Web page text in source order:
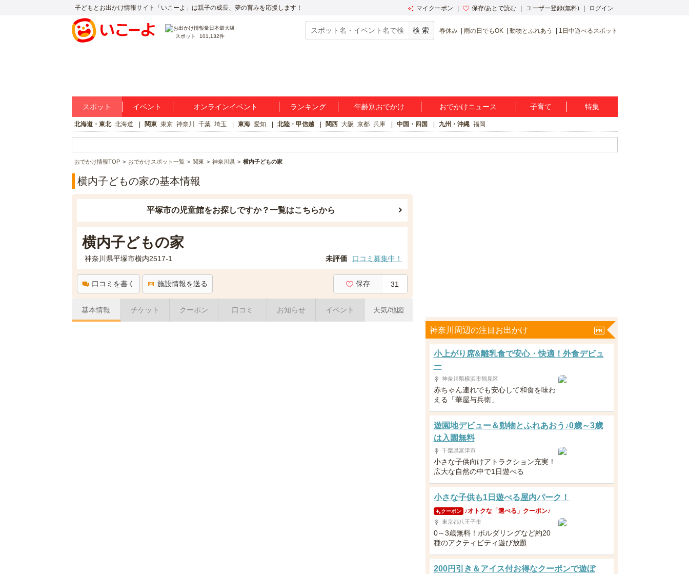
子どもとお出かけ情報サイト「いこーよ」は親子の成長、夢の育みを応援します！ マイクーポン 保存/あとで読む ユーザー登録(無料) ログイン
スポット 101,132件
春休み 雨の日でもOK 動物とふれあう 1日中遊べるスポット
スポット イベント オンラインイベント ランキング 年齢別おでかけ おでかけニュース 子育て 特集
北海道・東北 北海道 関東 東京 神奈川 千葉 埼玉 東海 愛知 北陸・甲信越 関西 大阪 京都 兵庫 中国・四国 九州・沖縄 福岡
おでかけ情報TOP おでかけスポット一覧 関東 神奈川県 横内子どもの家
横内子どもの家の基本情報
平塚市の児童館をお探しですか？一覧はこちらから
横内子どもの家
神奈川県平塚市横内2517-1 未評価 口コミ募集中！
口コミを書く 施設情報を送る 保存 31
基本情報 チケット クーポン 口コミ お知らせ イベント 天気/地図
神奈川周辺の注目お出かけ
小上がり席&離乳食で安心・快適！外食デビュ
ー
神奈川県横浜市鶴見区
赤ちゃん連れでも安心して和食を味わ
える「華屋与兵衛」
遊園地デビュー＆動物とふれあおう♪0歳～3歳
は入園無料
千葉県富津市
小さな子供向けアトラクション充実！
広大な自然の中で1日遊べる
小さな子供も1日遊べる屋内パーク！
クーポン ♪オトクな「選べる」クーポン♪
東京都八王子市
0～3歳無料！ボルダリングなど約20
種のアクティビティ遊び放題
200円引き＆アイス付お得なクーポンで遊ぼ